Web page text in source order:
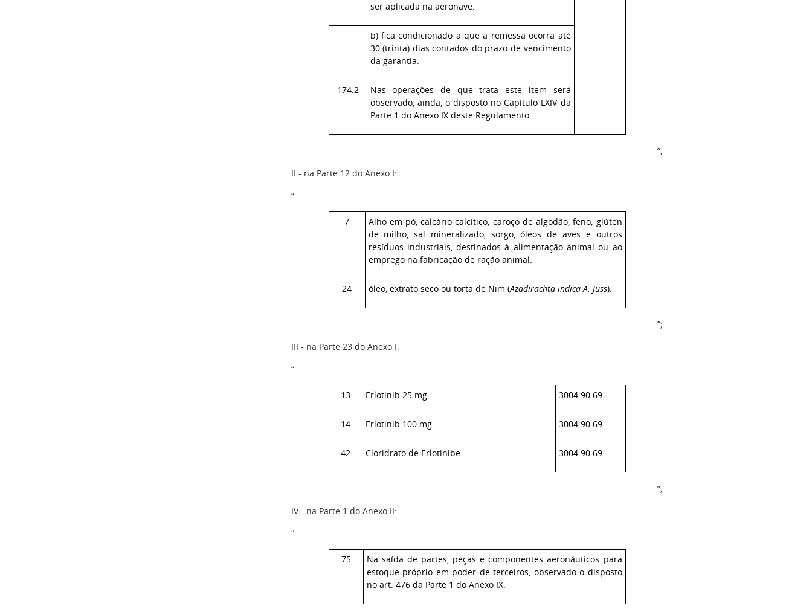
ser aplicada na aeronave.
b) fica condicionado a que a remessa ocorra até
30 (trinta) dias contados do prazo de vencimento
da garantia.
174.2
Nas operações de que trata este item será
observado, ainda, o disposto no Capítulo LXIV da
Parte 1 do Anexo IX deste Regulamento.
”;
II - na Parte 12 do Anexo I:
“
7
Alho em pó, calcário calcítico, caroço de algodão, feno, glúten
de milho, sal mineralizado, sorgo, óleos de aves e outros
resíduos industriais, destinados à alimentação animal ou ao
emprego na fabricação de ração animal.
24 óleo, extrato seco ou torta de Nim (Azadirachta indica A. Juss).
”;
III - na Parte 23 do Anexo I:
“
13 Erlotinib 25 mg 3004.90.69
14 Erlotinib 100 mg 3004.90.69
42 Cloridrato de Erlotinibe 3004.90.69
”;
IV - na Parte 1 do Anexo II:
“
75
Na saída de partes, peças e componentes aeronáuticos para
estoque próprio em poder de terceiros, observado o disposto
no art. 476 da Parte 1 do Anexo IX.